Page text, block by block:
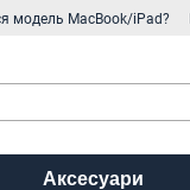
модель MacBook/iPad?
Аксесуари